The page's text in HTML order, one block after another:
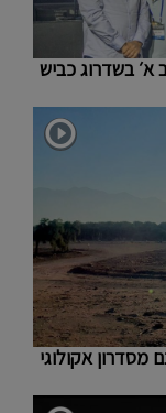
א׳ בשדרוג כביש
אקולוגי